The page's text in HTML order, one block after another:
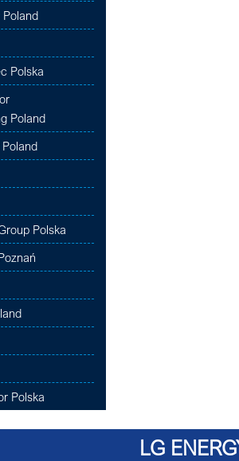
Poland
Polska
Poland
Polska
Polska
LG